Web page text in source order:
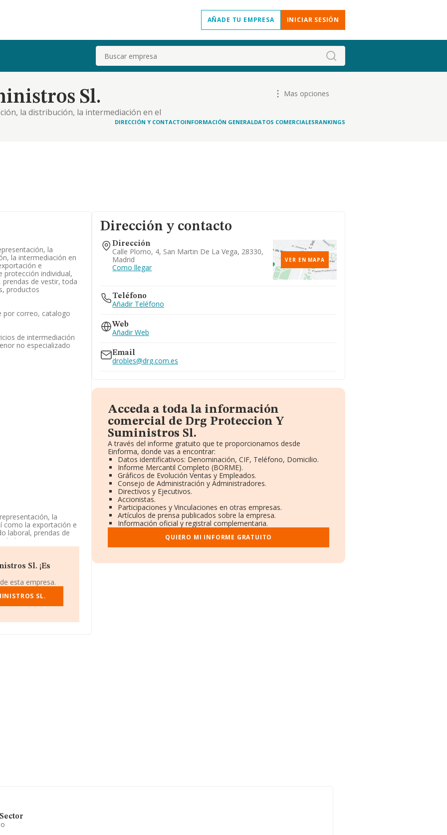
AÑADE TU EMPRESA INICIAR SESIÓN
Buscar
Sl.
la distribución, la intermediación en el
de protección individual, vestuario,
Mas opciones
DIRECCIÓN Y CONTACTOINFORMACIÓN GENERALDATOS COMERCIALESRANKINGS
la
la intermediación en
e
protección individual,
de vestir, toda
productos
por correo, catalogo
de intermediación
no especializado
la
como la exportación e
laboral, prendas de
La empresa
actividad CNAE es
datos disponibles en
debajo de la media de
empresas del
Sl. ¡Es
esta empresa.
SL.
Dirección y contacto
Dirección
Calle Plomo, 4, San Martin De La Vega, 28330,
Madrid
Como llegar
VER EN MAPA
Teléfono
Añadir Teléfono
Web
Añadir Web
Email
drobles@drg.com.es
Acceda a toda la información
comercial de Drg Proteccion Y
Suministros Sl.
A través del informe gratuito que te proporcionamos desde
Einforma, donde vas a encontrar:
Datos identificativos: Denominación, CIF, Teléfono, Domicilio.
Informe Mercantil Completo (BORME).
Gráficos de Evolución Ventas y Empleados.
Consejo de Administración y Administradores.
Directivos y Ejecutivos.
Accionistas.
Participaciones y Vinculaciones en otras empresas.
Artículos de prensa publicados sobre la empresa.
Información oficial y registral complementaria.
QUIERO MI INFORME GRATUITO